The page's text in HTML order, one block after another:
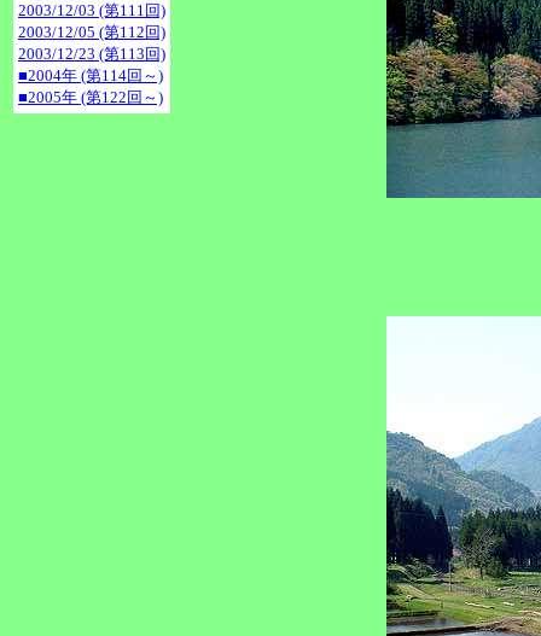
2003/12/03 (第111回)
2003/12/05 (第112回)
2003/12/23 (第113回)
■2004年 (第114回～)
■2005年 (第122回～)